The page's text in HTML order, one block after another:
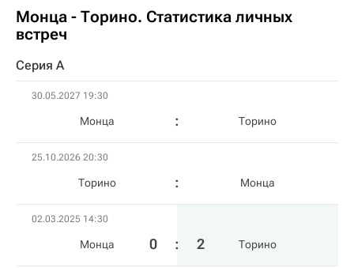
Монца - Торино. Статистика личных
встреч
Серия А
30.05.2027 19:30
Монца Торино
25.10.2026 20:30
Торино Монца
02.03.2025 14:30
Монца 0 : 2 Торино